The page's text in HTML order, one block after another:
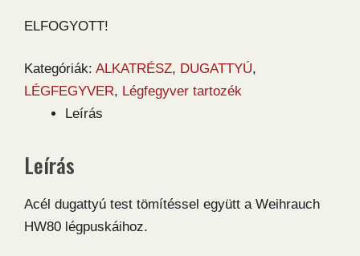
ELFOGYOTT!
Kategóriák: ALKATRÉSZ, DUGATTYÚ,
LÉGFEGYVER, Légfegyver tartozék
Leírás
Leírás
Acél dugattyú test tömítéssel együtt a Weihrauch
HW80 légpuskáihoz.